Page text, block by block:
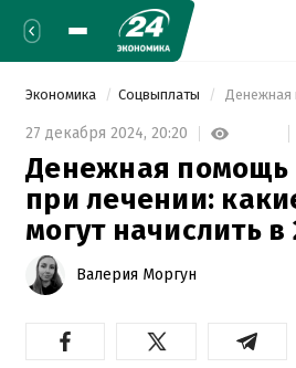
Экономика Соцвыплаты
27 декабря 2024, 20:20
Денежная
при лечении:
могут начислить в
Валерия Моргун